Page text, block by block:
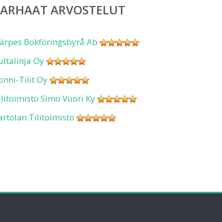
ARVOSTELUT
Bokföringsbyrå Ab
Oy
Tilit Oy
Simo Vuori Ky
Tilitoimisto